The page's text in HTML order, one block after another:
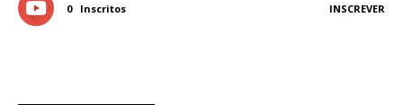
0 Inscritos INSCREVER